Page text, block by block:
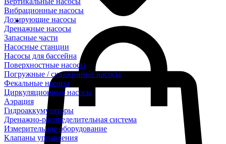
Вибрационные насосы
Дозирующие насосы
Дренажные насосы
Запасные части
Насосные станции
Насосы для бассейна
Поверхностные насосы
Погружные / скважинные насосы
Фекальные насосы
Циркуляционные насосы
Аэрация
Гидроаккумуляторы
Дренажно-распределительная система
Измерительное оборудование
Клапаны управления